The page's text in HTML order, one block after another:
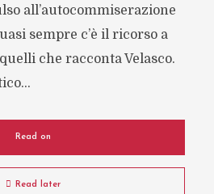
all’autocommiserazione
sempre c’è il ricorso a
che racconta Velasco.
Read on
Read later